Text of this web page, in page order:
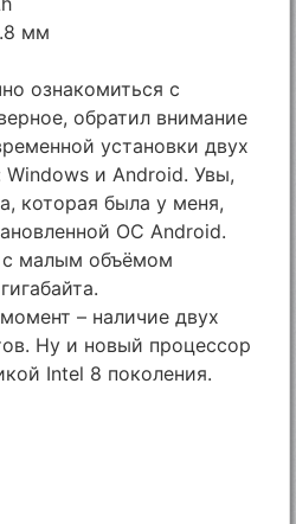
мм
ознакомиться с
обратил внимание
установки двух
и Android. Увы,
которая была у меня,
ОС Android.
с малым объёмом
– наличие двух
Ну и новый процессор
Intel 8 поколения.